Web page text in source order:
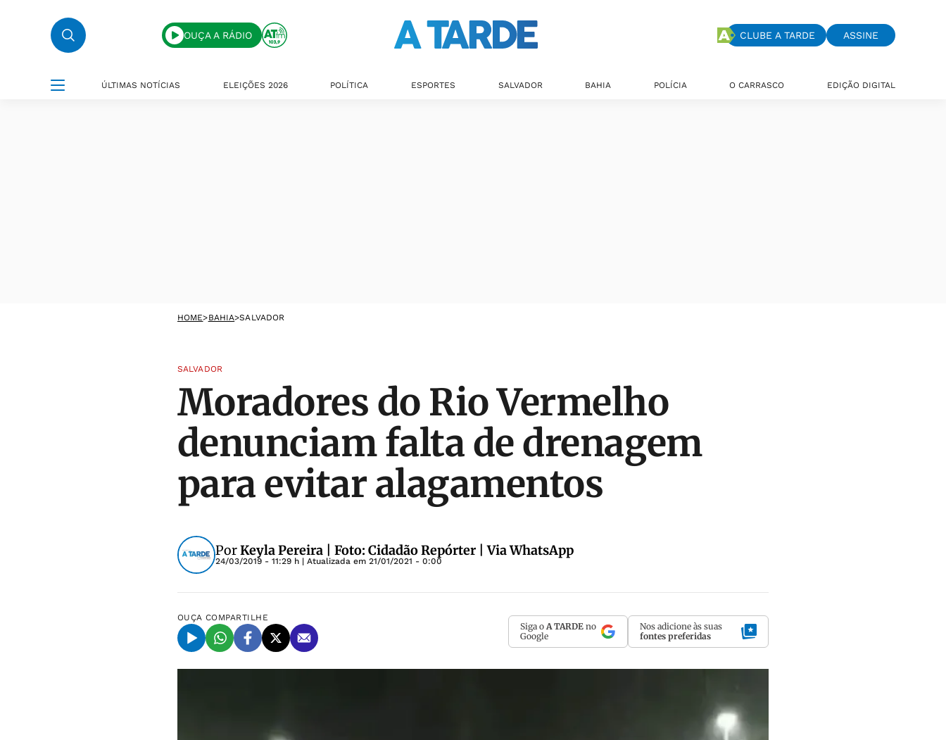
OUÇA A RÁDIO CLUBE A TARDE ASSINE
ÚLTIMAS NOTÍCIAS ELEIÇÕES 2026 POLÍTICA ESPORTES SALVADOR BAHIA POLÍCIA O CARRASCO EDIÇÃO DIGITAL
HOME>BAHIA>SALVADOR
SALVADOR
Moradores do Rio Vermelho
denunciam falta de drenagem
para evitar alagamentos
PorKeyla Pereira | Foto: Cidadão Repórter | Via WhatsApp
24/03/2019 - 11:29 h | Atualizada em 21/01/2021 - 0:00
OUÇA COMPARTILHE
Siga o A TARDE no
Google
Nos adicione às suas
fontes preferidas